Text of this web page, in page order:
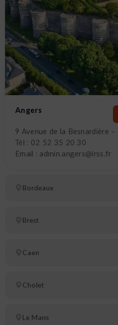
Bordeaux
Brest
Caen
Cholet
Le Mans
Angers
9 Avenue de la Besnardière
Tél : 02 52 35 20 30
Email : admin.angers@irss.fr